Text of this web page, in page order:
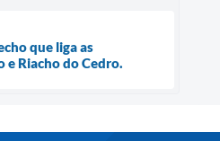
que liga as
e Riacho do Cedro.